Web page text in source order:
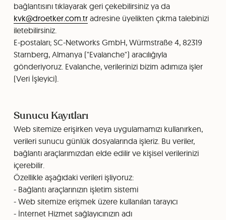
bağlantısını tıklayarak geri çekebilirsiniz ya da
kvk@droetker.com.tradresine üyelikten çıkma talebinizi
iletebilirsiniz.
E-postaları; SC-Networks GmbH, Würmstraße 4, 82319
Starnberg, Almanya ("Evalanche") aracılığıyla
gönderiyoruz. Evalanche, verilerinizi bizim adımıza işler
(Veri İşleyici).
Sunucu Kayıtları
Web sitemize erişirken veya uygulamamızı kullanırken,
verileri sunucu günlük dosyalarında işleriz. Bu veriler,
bağlantı araçlarımızdan elde edilir ve kişisel verilerinizi
içerebilir.
Özellikle aşağıdaki verileri işliyoruz:
- Bağlantı araçlarınızın işletim sistemi
- Web sitemize erişmek üzere kullanılan tarayıcı
- İnternet Hizmet sağlayıcınızın adı